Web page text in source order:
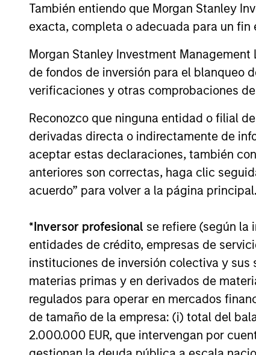
También entiendo que Morgan Stanley
exacta, completa o adecuada para un fin
Morgan Stanley Investment
de fondos de inversión para el blanqueo
verificaciones y otras comprobaciones
Reconozco que ninguna entidad o filial
derivadas directa o indirectamente de
aceptar estas declaraciones, también
anteriores son correctas, haga clic
acuerdo” para volver a la página principal.
*Inversor profesional se refiere (según la
entidades de crédito, empresas de
instituciones de inversión colectiva y sus
materias primas y en derivados de
regulados para operar en mercados
de tamaño de la empresa: (i) total del
2.000.000 EUR, que intervengan por
ARTÍCULOS RELACIONADOS
TALES FROM THE EMERGING WORLD
The Water Constraint
Water has long been treated as a cheap
industrial input. That assumption is
starting to fail. As mines, semiconductor
fabrication plants and data centers
expand in water-stressed regions,
to a reliable supply is becoming a
constraint on growth, permitting and
returns on capital.
01-JUN-2026